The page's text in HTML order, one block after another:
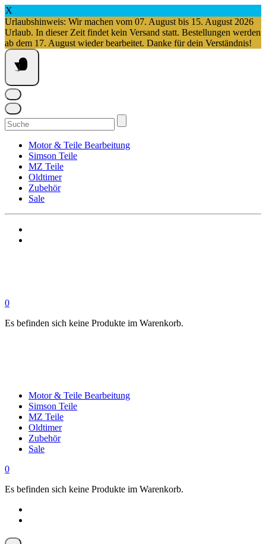
X
Urlaubshinweis: Wir machen vom 07. August bis 15. August 2026
Urlaub. In dieser Zeit findet kein Versand statt. Bestellungen werden
ab dem 17. August wieder bearbeitet. Danke für dein Verständnis!
Springe
zum
Inhalt
Suchen
nach:
Motor & Teile Bearbeitung
Simson Teile
MZ Teile
Oldtimer
Zubehör
Sale
0
Es befinden sich keine Produkte im Warenkorb.
Motor & Teile Bearbeitung
Simson Teile
MZ Teile
Oldtimer
Zubehör
Sale
0
Es befinden sich keine Produkte im Warenkorb.